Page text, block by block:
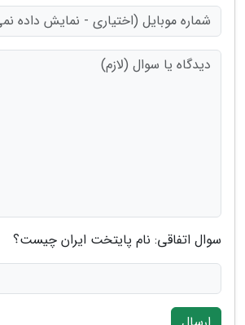
سوال اتفاقی: نام پایتخت ایران چیست؟